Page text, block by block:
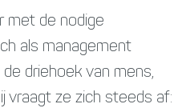
met de nodige
als management
driehoek van mens,
vraagt ze zich steeds af: